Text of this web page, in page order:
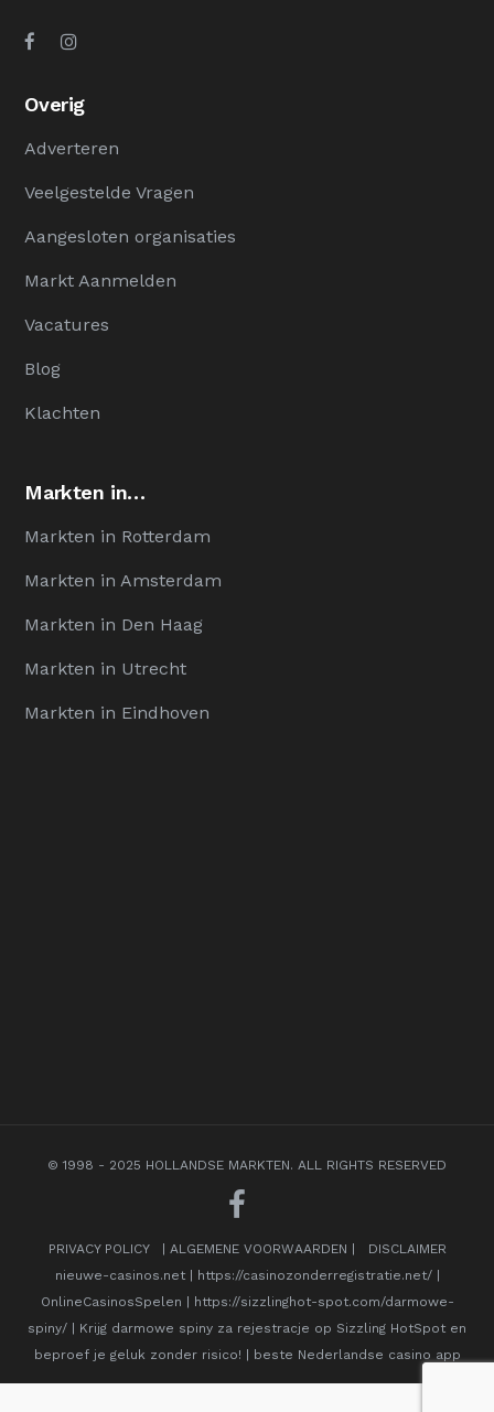
Overig
Adverteren
Veelgestelde Vragen
Aangesloten organisaties
Markt Aanmelden
Vacatures
Blog
Klachten
Markten in…
Markten in Rotterdam
Markten in Amsterdam
Markten in Den Haag
Markten in Utrecht
Markten in Eindhoven
© 1998 - 2025 HOLLANDSE MARKTEN. ALL RIGHTS RESERVED
PRIVACY POLICY | ALGEMENE VOORWAARDEN |
DISCLAIMER
nieuwe-casinos.net| https://casinozonderregistratie.net/|
OnlineCasinosSpelen | https://sizzlinghot-spot.com/darmowe-
spiny/ | Krijg darmowe spiny za rejestracje op Sizzling HotSpot en
beproef je geluk zonder risico! | beste Nederlandse casino app